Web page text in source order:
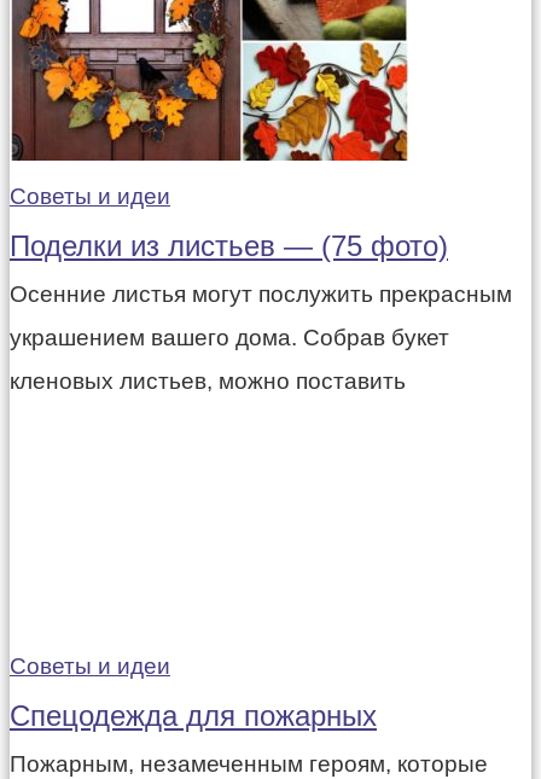
Советы и идеи
Поделки из листьев — (75 фото)
Осенние листья могут послужить прекрасным
украшением вашего дома. Собрав букет
кленовых листьев, можно поставить
Советы и идеи
Спецодежда для пожарных
Пожарным, незамеченным героям, которые